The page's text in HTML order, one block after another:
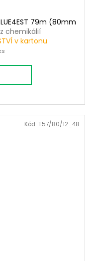
79m (80mm
chemikálií
v kartonu
Kód: T57/80/12_48